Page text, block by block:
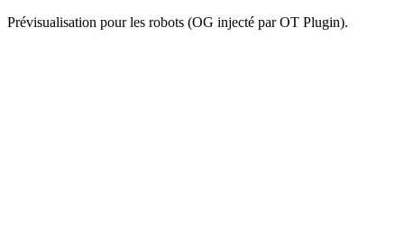
Prévisualisation pour les robots (OG injecté par OT Plugin).